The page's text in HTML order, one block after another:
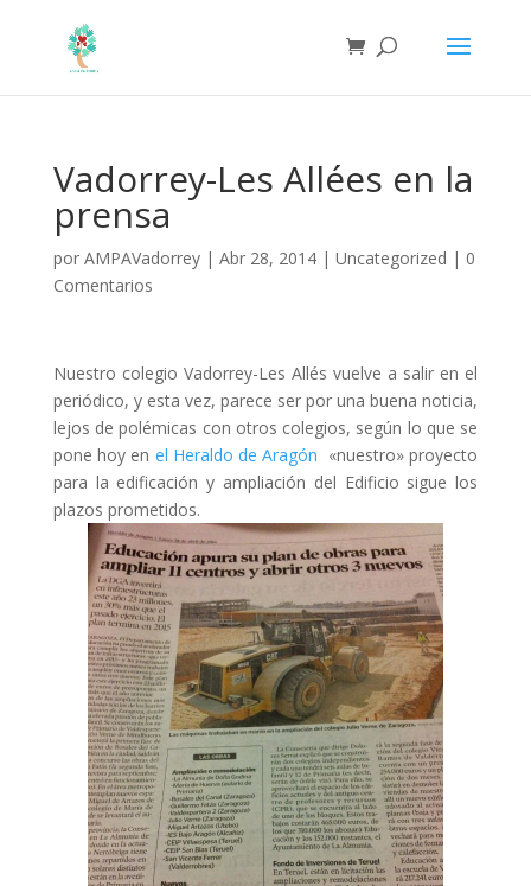
Vadorrey-Les Allées en la
prensa
por AMPAVadorrey| Abr 28, 2014| Uncategorized | 0
Comentarios
Nuestro colegio Vadorrey-Les Allés vuelve a salir en el
periódico, y esta vez, parece ser por una buena noticia,
lejos de polémicas con otros colegios, según lo que se
pone hoy en el Heraldo de Aragón «nuestro» proyecto
para la edificación y ampliación del Edificio sigue los
plazos prometidos.